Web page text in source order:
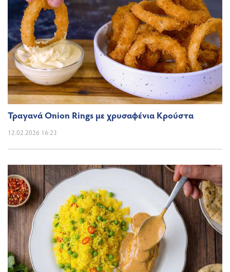
Τραγανά Onion Rings με χρυσαφένια Κρούστα
12.02.2026 16:23